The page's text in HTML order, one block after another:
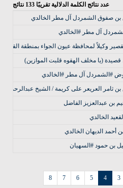
عدد نتائج الكلمة الدلالية تقريبًا 133 نتائج
بن صفوق الشمردل آل مطر الخالدي
آل مطر #الخالدي
وكيلاً لمحافظة عيون الجواء بمنطقة
(يا مخلف الهقوه قلبت الموازين)
#الشمردل آل مطر #الخالدي
ثامر العريعر على كريمة / الشيخ عبدالرحمن
بن عبدالعزيز الفاضل
الخالدي
أحمد الديهان الخالدي
بن حمود #السهيان
3
4
5
6
7
8